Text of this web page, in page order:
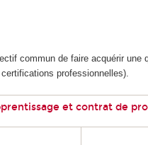
commun de faire acquérir
professionnelles).
et contrat de